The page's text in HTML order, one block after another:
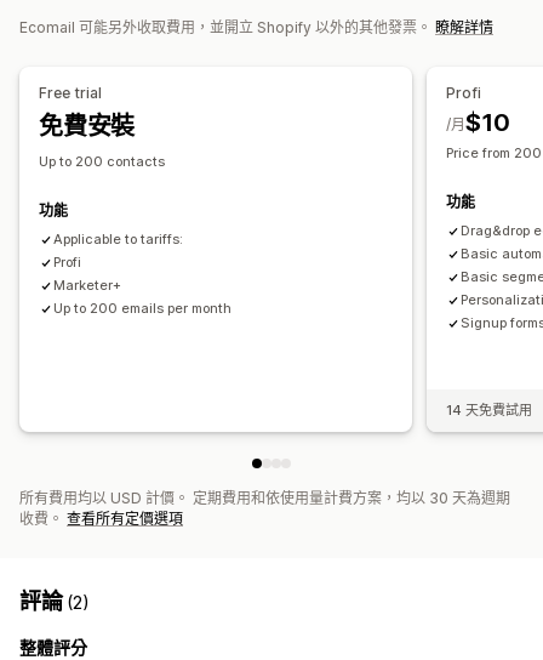
歡迎電子郵件 後續電子郵件 降價電子郵件
補貨電子郵件
自訂行銷活動
管理行銷活動
編輯工具 範本 AI 生成內容
自訂字型
電子郵件收集清單
自動化
目標設定
深入分析與秘訣
分析
A/B 測試
Ecomail 可能另外收取費用，並開立 Shopify 以外的其他發票。 瞭解詳情
Free trial
免費安裝
Up to 200 contacts
功能
Applicable to tariffs:
Profi
Marketer+
Up to 200 emails per month
Profi
$10
/月
Price from
功能
Drag&drop
Basic
Basic
Signup
14 天免費試用
所有費用均以 USD 計價。 定期費用和依使用量計費方案，均以 30 天為週期
收費。 查看所有定價選項
評論(2)
整體評分